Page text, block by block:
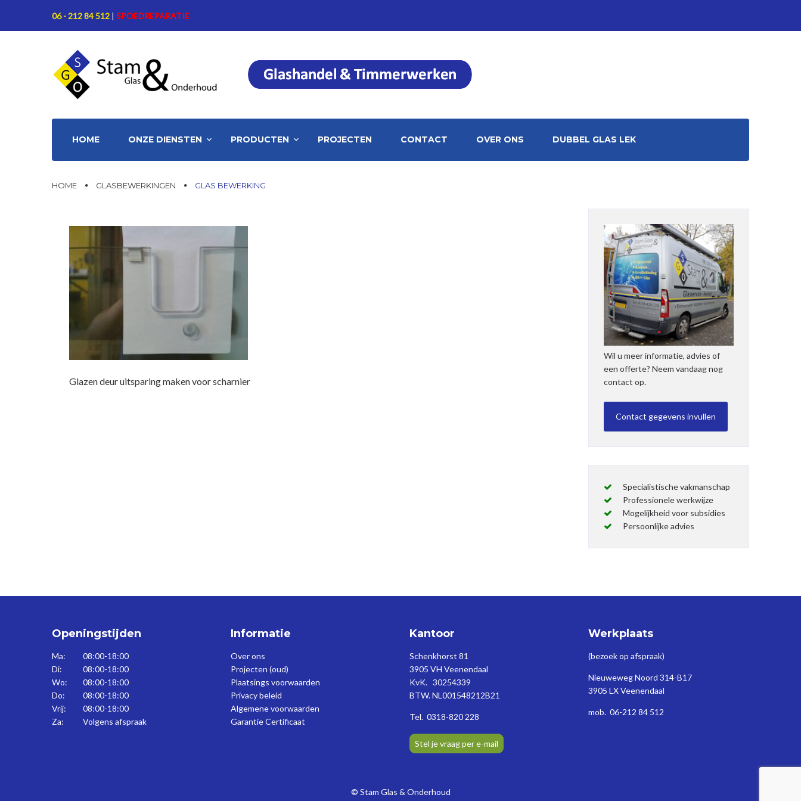
06 - 212 84 512 | SPOEDREPARATIE
HOME ONZE DIENSTEN PRODUCTEN PROJECTEN CONTACT OVER ONS DUBBEL GLAS LEK
HOME GLASBEWERKINGEN GLAS BEWERKING
bewerking
Glazen deur uitsparing maken voor scharnier
Wil u meer informatie, advies of
een offerte? Neem vandaag nog
contact op.
Specialistische vakmanschap
Professionele werkwijze
Mogelijkheid voor subsidies
Persoonlijke advies
Openingstijden
Ma:
08:00-18:00
Di:
08:00-18:00
Wo:
08:00-18:00
Do:
08:00-18:00
Vrij:
08:00-18:00
Za:
Volgens afspraak
Informatie
Over ons
Projecten (oud)
Plaatsings voorwaarden
Privacy beleid
Algemene voorwaarden
Garantie Certificaat
Kantoor
Schenkhorst 81
3905 VH Veenendaal
KvK. 30254339
BTW. NL001548212B21
Tel. 0318-820 228
Stel je vraag per e-mail
Werkplaats
(bezoek op afspraak)
Nieuweweg Noord 314-B17
3905 LX Veenendaal
mob. 06-212 84 512
© Stam Glas & Onderhoud